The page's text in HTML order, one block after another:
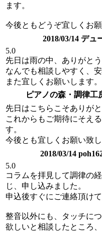
ます。
今後ともどうぞ宜しくお願
2018/03/14 デ
5.0
先日は雨の中、ありがと
なんでも相談しやすく、
また宜しくお願いします。
ピアノの森・調律工
先日はこちらこそありが
これからもご期待にそえ
す。
今後とも宜しくお願い致し
2018/03/14
5.0
コラムを拝見して調律の
じ、申し込みました。
申込後すぐにご連絡頂け
整音以外にも、タッチに
欲しいと相談したところ